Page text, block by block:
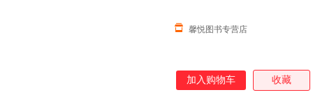
馨悦图书专营店
加入购物车 收藏